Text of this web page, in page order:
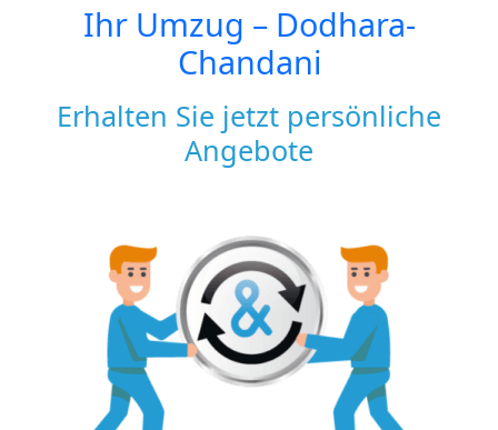
Ihr Umzug – Dodhara-
Chandani
Erhalten Sie jetzt persönliche
Angebote